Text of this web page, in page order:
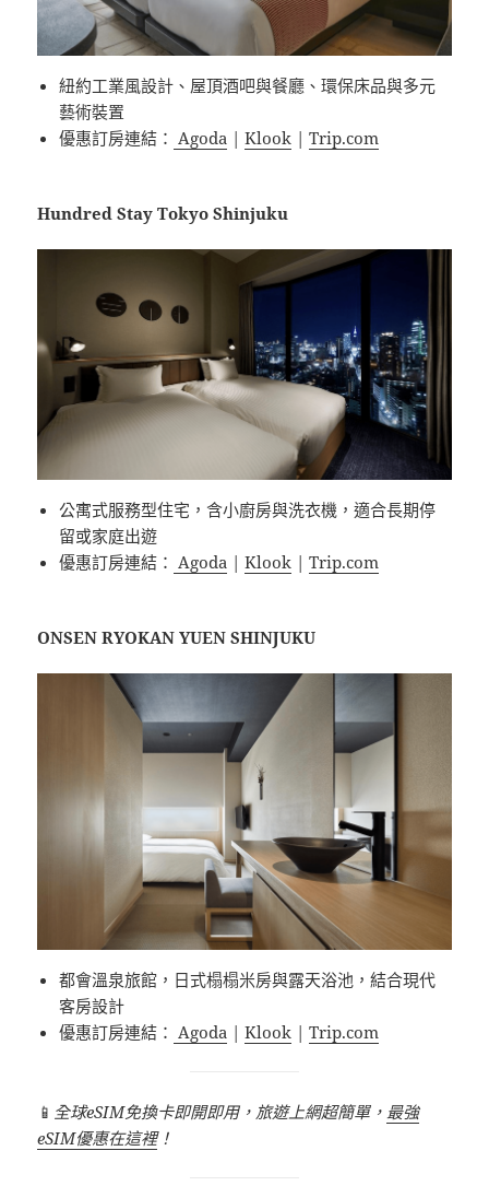
紐約工業風設計、屋頂酒吧與餐廳、環保床品與多元
藝術裝置
優惠訂房連結： Agoda |Klook |Trip.com
Hundred Stay Tokyo Shinjuku
公寓式服務型住宅，含小廚房與洗衣機，適合長期停
留或家庭出遊
優惠訂房連結： Agoda |Klook |Trip.com
ONSEN RYOKAN YUEN SHINJUKU
都會溫泉旅館，日式榻榻米房與露天浴池，結合現代
客房設計
優惠訂房連結： Agoda |Klook |Trip.com
📱 全球eSIM免換卡即開即用，旅遊上網超簡單， 最強
eSIM優惠在這裡！